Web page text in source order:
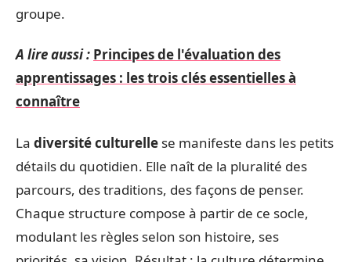
groupe.
A lire aussi : Principes de l'évaluation des
apprentissages : les trois clés essentielles à
connaître
La diversité culturelle se manifeste dans les petits
détails du quotidien. Elle naît de la pluralité des
parcours, des traditions, des façons de penser.
Chaque structure compose à partir de ce socle,
modulant les règles selon son histoire, ses